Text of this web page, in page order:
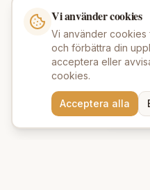
rätt
Vi använder cookies
Vi använder cookies
och förbättra din
acceptera eller
cookies.
Acceptera alla